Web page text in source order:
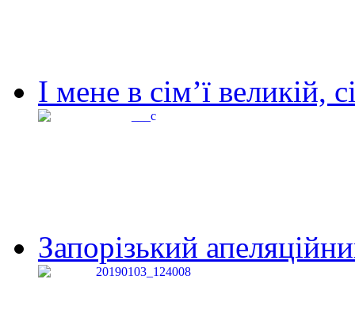
І мене в сім’ї великій,
Запорізький